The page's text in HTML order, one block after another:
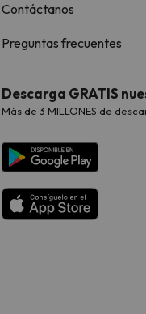
Contáctanos
Preguntas frecuentes
Descarga GRATIS
Más de 3 MILLONES de